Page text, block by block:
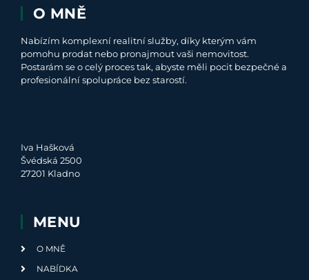
O MNĚ
Nabízím komplexní realitní služby, díky kterým vám
pomohu prodat nebo pronajmout vaši nemovitost.
Postarám se o celý proces tak, abyste měli pocit bezpečné a
profesionální spolupráce bez starostí.
Iva Hašková
Švédská 2500
27201 Kladno
MENU
O MNĚ
NABÍDKA